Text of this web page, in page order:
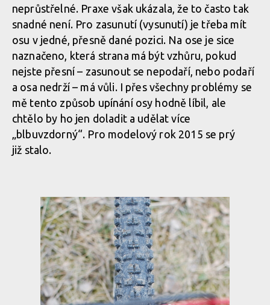
neprůstřelné. Praxe však ukázala, že to často tak
snadné není. Pro zasunutí (vysunutí) je třeba mít
osu v jedné, přesně dané pozici. Na ose je sice
naznačeno, která strana má být vzhůru, pokud
nejste přesní – zasunout se nepodaří, nebo podaří
a osa nedrží – má vůli. I přes všechny problémy se
mě tento způsob upínání osy hodně líbil, ale
chtělo by ho jen doladit a udělat více
„blbuvzdorný“. Pro modelový rok 2015 se prý
již stalo.